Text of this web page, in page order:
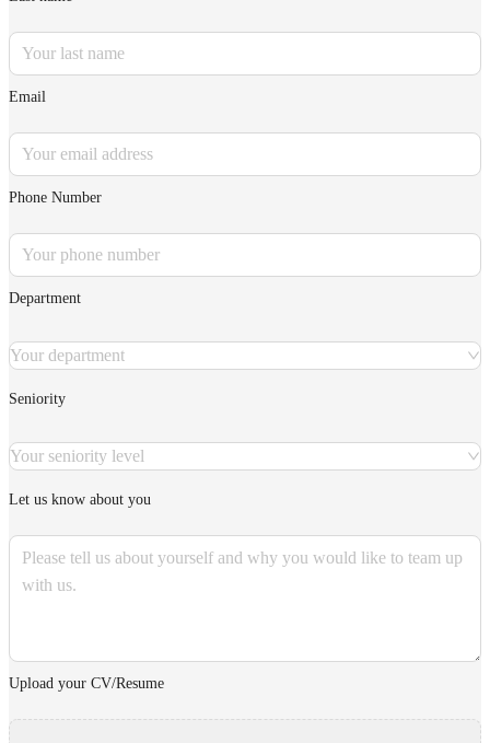
Email
Phone Number
Department
Your department
Seniority
Your seniority level
Let us know about you
Upload your CV/Resume